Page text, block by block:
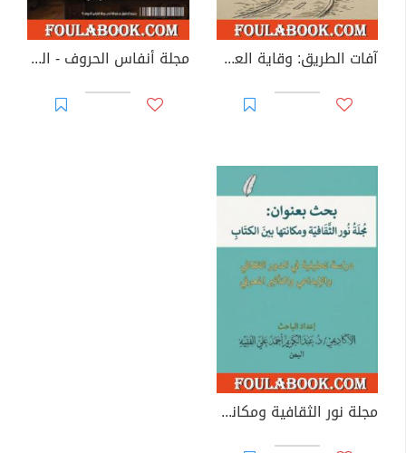
آفات الطريق: وقاية العمل الجماعي من الأمراض الصامتة مجلة أنفاس الحروف - العدد السابع عشر
مجلة نور الثقافية ومكانتها بين الكتاب